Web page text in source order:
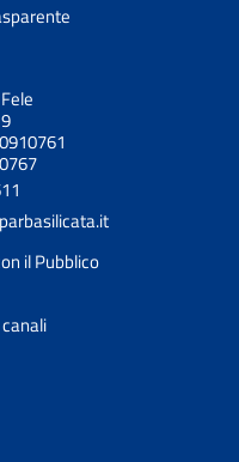
il Pubblico